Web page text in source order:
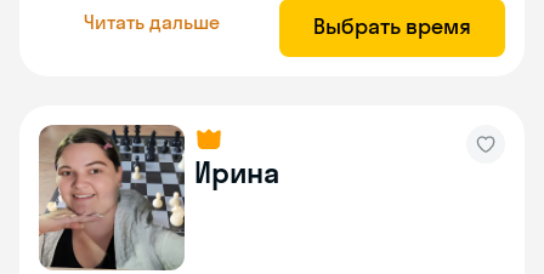
Читать дальше Выбрать время
Ирина